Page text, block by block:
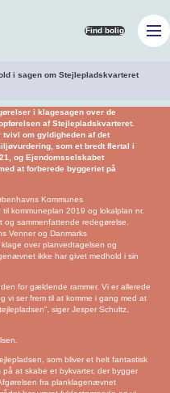
Find bolig
i sagen om Stejlepladskvarteret
i klagesagen over de
af Stejlepladskvarteret.
om gyldigheden af det
som et bredt flertal i
og Ejendomsselskabet
at forberede byggeriet på
Kommunes
kommuneplan 2019 og lokalplan nr.
og sammenfattende redegørelse.
Venner og Danmarks
over planvedtagelsen og
ikke har givet medhold i sin
for gældende rammer. Vi er allerede
vi ser frem til at komme i gang med at
siger Jesper Schultz,
som bliver et helt fantastisk
at skabe et bykvarter, der bygger
fra planklagenævnet